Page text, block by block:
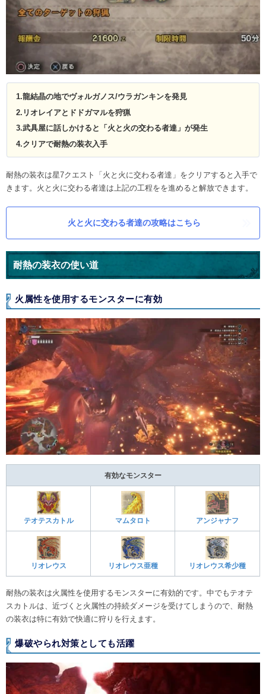
1.龍結晶の地でヴォルガノス/ウラガンキンを発見
2.リオレイアとドドガマルを狩猟
3.武具屋に話しかけると「火と火の交わる者達」が発生
4.クリアで耐熱の装衣入手
耐熱の装衣は星7クエスト「火と火に交わる者達」をクリアすると入手で
きます。火と火に交わる者達は上記の工程をを進めると解放できます。
火と火に交わる者達の攻略はこちら
耐熱の装衣の使い道
火属性を使用するモンスターに有効
有効なモンスター
テオテスカトル マムタロト アンジャナフ
リオレウス リオレウス亜種 リオレウス希少種
耐熱の装衣は火属性を使用するモンスターに有効的です。中でもテオテ
スカトルは、近づくと火属性の持続ダメージを受けてしまうので、耐熱
の装衣は特に有効で快適に狩りを行えます。
爆破やられ対策としても活躍